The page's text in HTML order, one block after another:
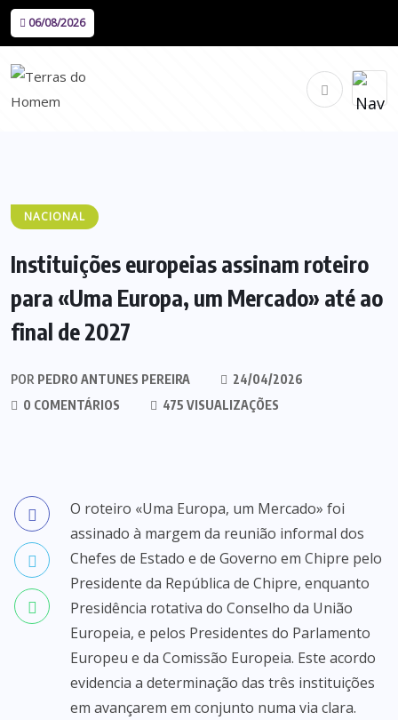
06/08/2026
NACIONAL
Instituições europeias assinam roteiro
para «Uma Europa, um Mercado» até ao
final de 2027
POR PEDRO ANTUNES PEREIRA
24/04/2026
0 COMENTÁRIOS
475 VISUALIZAÇÕES
O roteiro «Uma Europa, um Mercado» foi
assinado à margem da reunião informal dos
Chefes de Estado e de Governo em Chipre pelo
Presidente da República de Chipre, enquanto
Presidência rotativa do Conselho da União
Europeia, e pelos Presidentes do Parlamento
Europeu e da Comissão Europeia. Este acordo
evidencia a determinação das três instituições
em avançarem em conjunto numa via clara.